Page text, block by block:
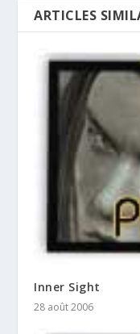
ARTICLES
Inner Sight
28 août 2006